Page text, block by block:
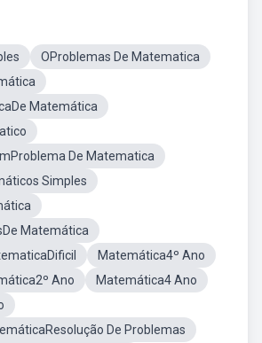
OProblemas De Matematica
Matemática
De Matematica
Simples
Matemática
Matemática4º Ano
Ano
Matemática4 Ano
De Problemas